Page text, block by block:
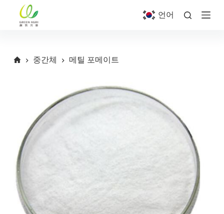
언어
중간체 메틸 포메이트